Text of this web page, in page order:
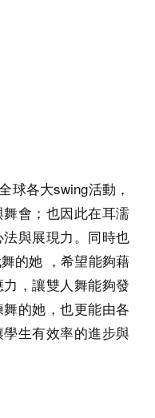
球各大swing活動，
會；也因此在耳濡
與展現力。同時也
的她 ，希望能夠藉
，讓雙人舞能夠發
的她，也更能由各
生有效率的進步與